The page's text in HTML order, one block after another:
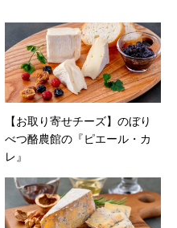
【お取り寄せチーズ】のぼり
べつ酪農館の『ピエール・カ
レ』